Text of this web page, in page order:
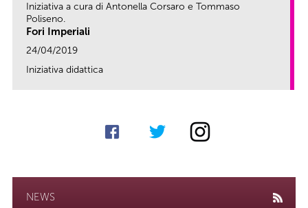
Iniziativa a cura di Antonella Corsaro e Tommaso
Poliseno.
Fori Imperiali
24/04/2019
Iniziativa didattica
NEWS